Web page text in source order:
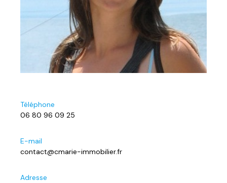
Téléphone
06 80 96 09 25
E-mail
contact@cmarie-immobilier.fr
Adresse